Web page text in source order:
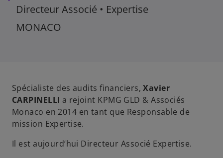
Directeur Associé • Expertise
MONACO
Spécialiste des audits financiers,Xavier
CARPINELLI a rejoint KPMG GLD & Associés
Monaco en 2014 en tant que Responsable de
mission Expertise.
Il est aujourd’hui Directeur Associé Expertise.